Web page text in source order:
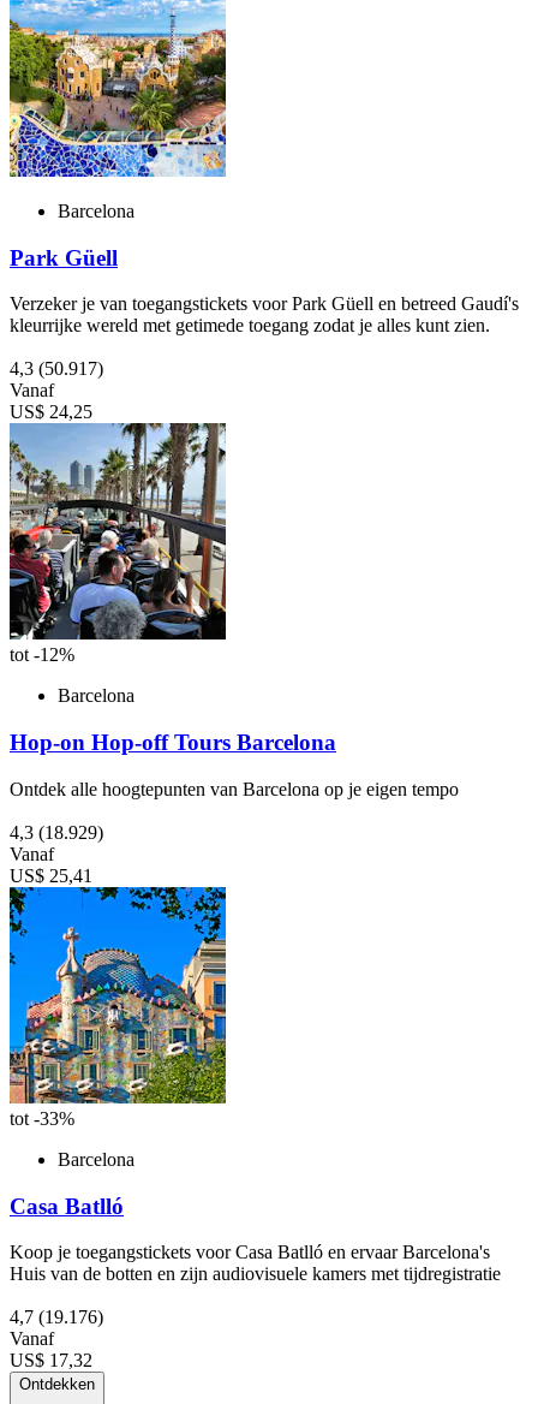
Barcelona
Park Güell
Verzeker je van toegangstickets voor Park Güell en betreed Gaudí's
kleurrijke wereld met getimede toegang zodat je alles kunt zien.
4,3 (50.917)
Vanaf
US$ 24,25
tot -12%
Barcelona
Hop-on Hop-off Tours Barcelona
Ontdek alle hoogtepunten van Barcelona op je eigen tempo
4,3 (18.929)
Vanaf
US$ 25,41
tot -33%
Barcelona
Casa Batlló
Koop je toegangstickets voor Casa Batlló en ervaar Barcelona's
Huis van de botten en zijn audiovisuele kamers met tijdregistratie
4,7 (19.176)
Vanaf
US$ 17,32
Ontdekken